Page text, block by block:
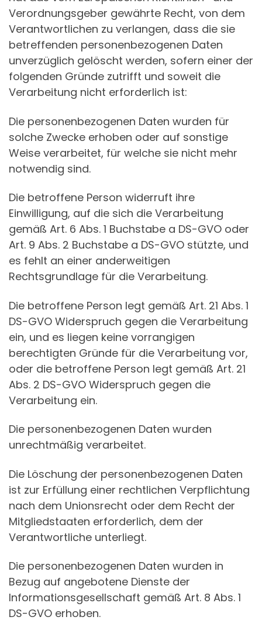
Verordnungsgeber gewährte Recht, von dem
Verantwortlichen zu verlangen, dass die sie
betreffenden personenbezogenen Daten
unverzüglich gelöscht werden, sofern einer der
folgenden Gründe zutrifft und soweit die
Verarbeitung nicht erforderlich ist:
Die personenbezogenen Daten wurden für
solche Zwecke erhoben oder auf sonstige
Weise verarbeitet, für welche sie nicht mehr
notwendig sind.
Die betroffene Person widerruft ihre
Einwilligung, auf die sich die Verarbeitung
gemäß Art. 6 Abs. 1 Buchstabe a DS-GVO oder
Art. 9 Abs. 2 Buchstabe a DS-GVO stützte, und
es fehlt an einer anderweitigen
Rechtsgrundlage für die Verarbeitung.
Die betroffene Person legt gemäß Art. 21 Abs. 1
DS-GVO Widerspruch gegen die Verarbeitung
ein, und es liegen keine vorrangigen
berechtigten Gründe für die Verarbeitung vor,
oder die betroffene Person legt gemäß Art. 21
Abs. 2 DS-GVO Widerspruch gegen die
Verarbeitung ein.
Die personenbezogenen Daten wurden
unrechtmäßig verarbeitet.
Die Löschung der personenbezogenen Daten
ist zur Erfüllung einer rechtlichen Verpflichtung
nach dem Unionsrecht oder dem Recht der
Mitgliedstaaten erforderlich, dem der
Verantwortliche unterliegt.
Die personenbezogenen Daten wurden in
Bezug auf angebotene Dienste der
Informationsgesellschaft gemäß Art. 8 Abs. 1
DS-GVO erhoben.